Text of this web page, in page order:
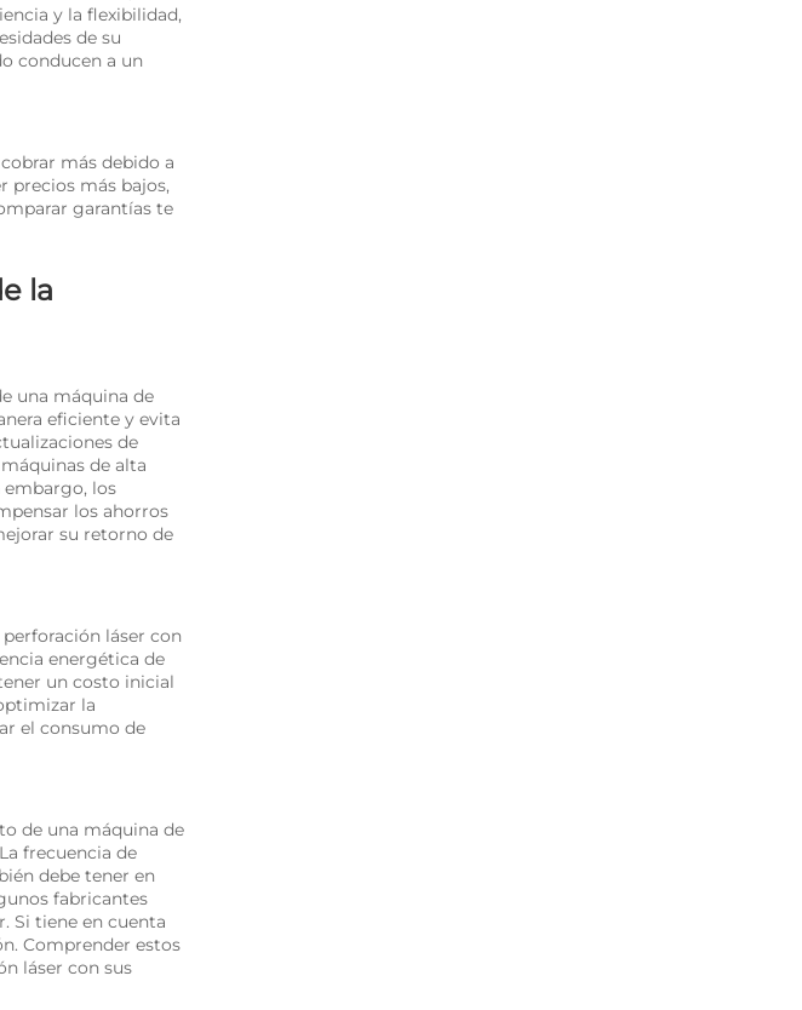
y la flexibilidad,
de su
conducen a un
más debido a
precios más bajos,
garantías te
la
una máquina de
eficiente y evita
de
de alta
embargo, los
los ahorros
su retorno de
láser con
energética de
un costo inicial
la
el consumo de
de una máquina de
frecuencia de
debe tener en
fabricantes
Si tiene en cuenta
Comprender estos
láser con sus